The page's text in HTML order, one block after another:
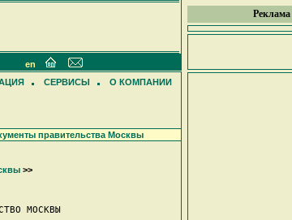
Реклама
en
СЕРВИСЫ О КОМПАНИИ
правительства Москвы
>>
МОСКВЫ